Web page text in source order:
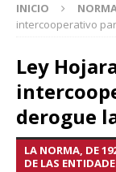
INICIO
intercooperativo
Ley
derogue
LA NORMA, DE
DE LAS